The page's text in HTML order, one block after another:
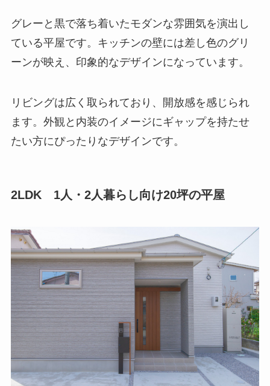
グレーと黒で落ち着いたモダンな雰囲気を演出し
ている平屋です。キッチンの壁には差し色のグリ
ーンが映え、印象的なデザインになっています。
リビングは広く取られており、開放感を感じられ
ます。外観と内装のイメージにギャップを持たせ
たい方にぴったりなデザインです。
2LDK 1人・2人暮らし向け20坪の平屋